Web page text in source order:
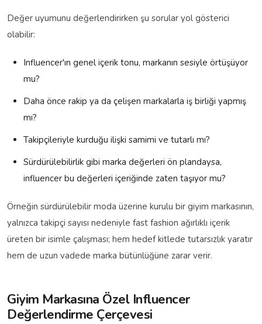
Değer uyumunu değerlendirirken şu sorular yol gösterici
olabilir:
Influencer'ın genel içerik tonu, markanın sesiyle örtüşüyor
mu?
Daha önce rakip ya da çelişen markalarla iş birliği yapmış
mı?
Takipçileriyle kurduğu ilişki samimi ve tutarlı mı?
Sürdürülebilirlik gibi marka değerleri ön plandaysa,
influencer bu değerleri içeriğinde zaten taşıyor mu?
Örneğin sürdürülebilir moda üzerine kurulu bir giyim markasının,
yalnızca takipçi sayısı nedeniyle fast fashion ağırlıklı içerik
üreten bir isimle çalışması; hem hedef kitlede tutarsızlık yaratır
hem de uzun vadede marka bütünlüğüne zarar verir.
Giyim Markasına Özel Influencer
Değerlendirme Çerçevesi